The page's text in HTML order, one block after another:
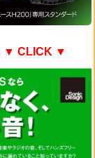
▼ CLICK ▼